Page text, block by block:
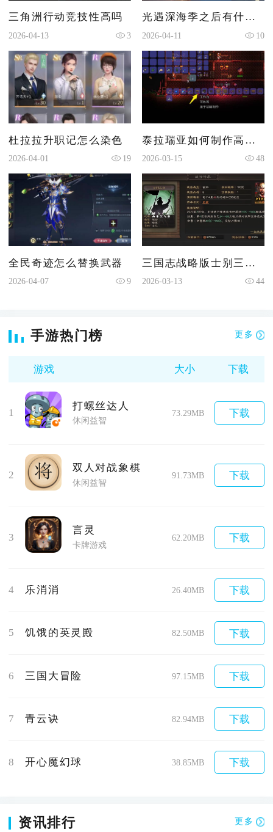
三角洲行动竞技性高吗
2026-04-13 3
光遇深海季之后有什么季节
2026-04-11 10
杜拉拉升职记怎么染色
2026-04-01 19
泰拉瑞亚如何制作高级工作台
2026-03-15 48
全民奇迹怎么替换武器
2026-04-07 9
三国志战略版士别三日怎么获得
2026-03-13 44
手游热门榜 更多
游戏 大小 下载
1
打螺丝达人
休闲益智
73.29MB 下载
2
双人对战象棋
休闲益智
91.73MB 下载
3
言灵
卡牌游戏
62.20MB 下载
4 乐消消 26.40MB 下载
5 饥饿的英灵殿 82.50MB 下载
6 三国大冒险 97.15MB 下载
7 青云诀 82.94MB 下载
8 开心魔幻球 38.85MB 下载
资讯排行 更多